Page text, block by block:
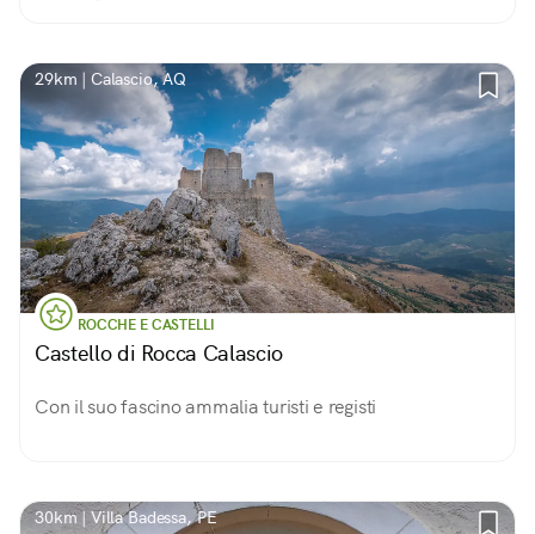
29km | Calascio, AQ
ROCCHE E CASTELLI
Castello di Rocca Calascio
Con il suo fascino ammalia turisti e registi
30km | Villa Badessa, PE